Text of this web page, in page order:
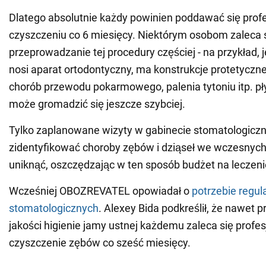
Dlatego absolutnie każdy powinien poddawać się
czyszczeniu co 6 miesięcy. Niektórym osobom zaleca
przeprowadzanie tej procedury częściej - na przykład,
nosi aparat ortodontyczny, ma konstrukcje
chorób przewodu pokarmowego, palenia tytoniu itp.
może gromadzić się jeszcze szybciej.
Tylko zaplanowane wizyty w gabinecie
zidentyfikować choroby zębów i dziąseł we
uniknąć, oszczędzając w ten sposób budżet na
Wcześniej OBOZREVATEL opowiadał o potrzebie
stomatologicznych. Alexey Bida podkreślił, że nawet
jakości higienie jamy ustnej każdemu zaleca się
czyszczenie zębów co sześć miesięcy.